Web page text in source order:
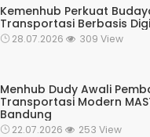
Kemenhub Perkuat
Transportasi Berbasis
28.07.2026 309 View
Menhub Dudy Awali
Transportasi Modern
Bandung
22.07.2026 253 View